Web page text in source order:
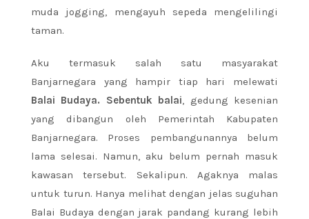
muda jogging, mengayuh sepeda mengelilingi
taman.
Aku termasuk salah satu masyarakat
Banjarnegara yang hampir tiap hari melewati
Balai Budaya. Sebentuk balai, gedung kesenian
yang dibangun oleh Pemerintah Kabupaten
Banjarnegara. Proses pembangunannya belum
lama selesai. Namun, aku belum pernah masuk
kawasan tersebut. Sekalipun. Agaknya malas
untuk turun. Hanya melihat dengan jelas suguhan
Balai Budaya dengan jarak pandang kurang lebih